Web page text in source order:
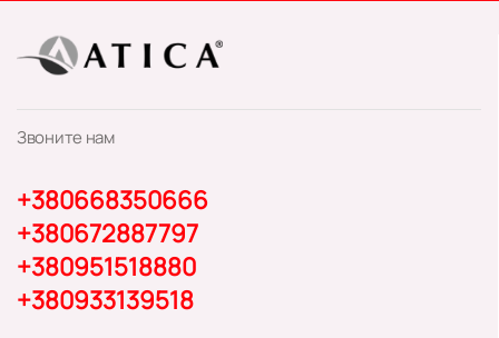
Звоните нам
+380668350666
+380672887797
+380951518880
+380933139518